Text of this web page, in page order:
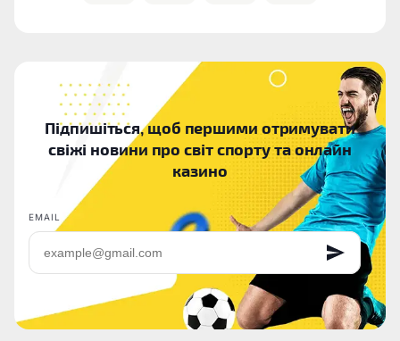
Підпишіться, щоб першими отримувати
свіжі новини про світ спорту та онлайн
казино
EMAIL